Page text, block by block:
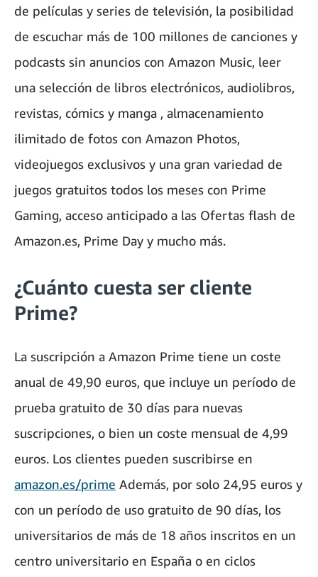
de películas y series de televisión, la posibilidad
de escuchar más de 100 millones de canciones y
podcasts sin anuncios con Amazon Music, leer
una selección de libros electrónicos, audiolibros,
revistas, cómics y manga , almacenamiento
ilimitado de fotos con Amazon Photos,
videojuegos exclusivos y una gran variedad de
juegos gratuitos todos los meses con Prime
Gaming, acceso anticipado a las Ofertas flash de
Amazon.es, Prime Day y mucho más.
¿Cuánto cuesta ser cliente
Prime?
La suscripción a Amazon Prime tiene un coste
anual de 49,90 euros, que incluye un período de
prueba gratuito de 30 días para nuevas
suscripciones, o bien un coste mensual de 4,99
euros. Los clientes pueden suscribirse en
amazon.es/prime Además, por solo 24,95 euros y
con un período de uso gratuito de 90 días, los
universitarios de más de 18 años inscritos en un
centro universitario en España o en ciclos